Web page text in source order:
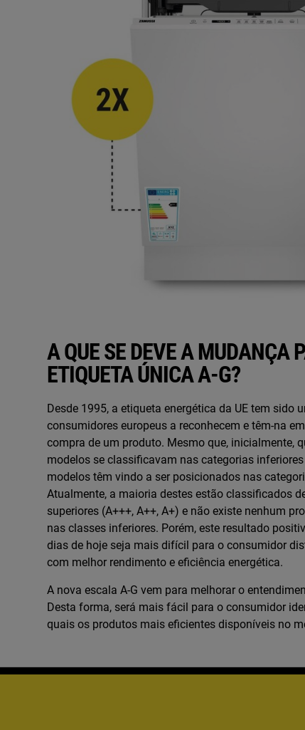
A QUE SE DEVE A MUDANÇA
ETIQUETA ÚNICA A-G?
Desde 1995, a etiqueta energética da UE tem sido
consumidores europeus a reconhecem e têm-na
compra de um produto. Mesmo que, inicialmente,
modelos se classificavam nas categorias inferiores
modelos têm vindo a ser posicionados nas
Atualmente, a maioria destes estão classificados
superiores (A+++, A++, A+) e não existe nenhum
nas classes inferiores. Porém, este resultado
dias de hoje seja mais difícil para o consumidor
com melhor rendimento e eficiência energética.
A nova escala A-G vem para melhorar o
Desta forma, será mais fácil para o consumidor
quais os produtos mais eficientes disponíveis no